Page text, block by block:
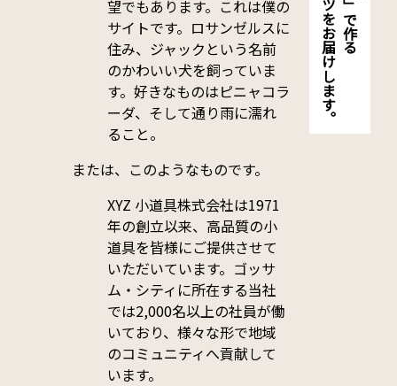
」で作る
望でもあります。これは僕の
サイトです。ロサンゼルスに
住み、ジャックという名前
のかわいい犬を飼っていま
す。好きなものはピニャコラ
ーダ、そして通り雨に濡れ
ること。
または、このようなものです。
XYZ 小道具株式会社は1971
年の創立以来、高品質の小
道具を皆様にご提供させて
いただいています。ゴッサ
ム・シティに所在する当社
では2,000名以上の社員が働
いており、様々な形で地域
のコミュニティへ貢献して
います。